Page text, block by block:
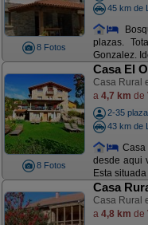
8 Fotos
45 km de
plazas.
Gonzalez.
8 Fotos
Casa El
Casa Rural
a 4,7 km de
2-35
43 km de
Casa
desde aqui
Esta
Casa
Casa Rural
a 4,8 km de